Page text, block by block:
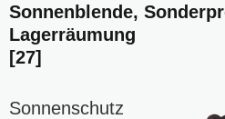
Sonnenblende,
Lagerräumung
[27]
Sonnenschutz